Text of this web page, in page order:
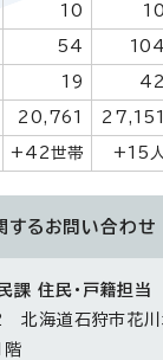
10 10
54 104
19 42
20,761 27,151
+42世帯 +15人
する お問い合わせ
課 住民・戸籍担当
海道石狩市花川
階